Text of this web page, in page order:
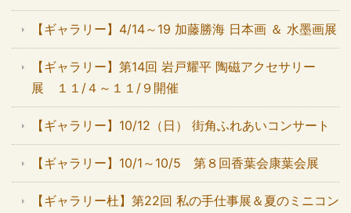
【ギャラリー】4/14～19 加藤勝海 日本画 ＆ 水墨画展
【ギャラリー】第14回 岩戸耀平 陶磁アクセサリー
展 １１/４～１１/９開催
【ギャラリー】10/12（日） 街角ふれあいコンサート
【ギャラリー】10/1～10/5 第８回香葉会康葉会展
【ギャラリー杜】第22回 私の手仕事展＆夏のミニコン